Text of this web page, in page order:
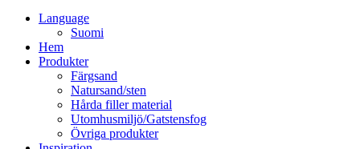
Language
Suomi
Hem
Produkter
Färgsand
Natursand/sten
Hårda filler material
Utomhusmiljö/Gatstensfog
Övriga produkter